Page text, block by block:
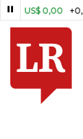
0,00 +0,01%